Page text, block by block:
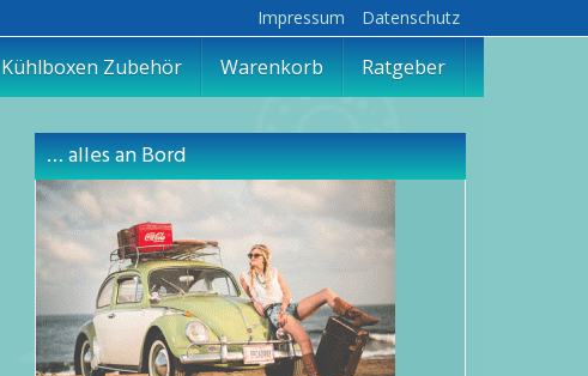
Impressum Datenschutz
Kühlboxen Zubehör Warenkorb Ratgeber
… alles an Bord